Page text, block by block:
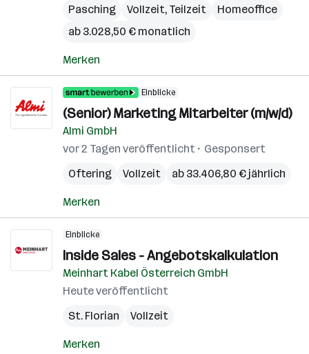
Pasching
Vollzeit, Teilzeit
Homeoffice
ab 3.028,50 € monatlich
Merken
Einblicke
(Senior) Marketing Mitarbeiter (m/w/d)
Almi GmbH
vor 2 Tagen veröffentlicht
Gesponsert
Oftering
Vollzeit ab 33.406,80 € jährlich
Merken
Einblicke
Inside Sales - Angebotskalkulation
Meinhart Kabel Österreich GmbH
Heute veröffentlicht
St. Florian
Vollzeit
Merken